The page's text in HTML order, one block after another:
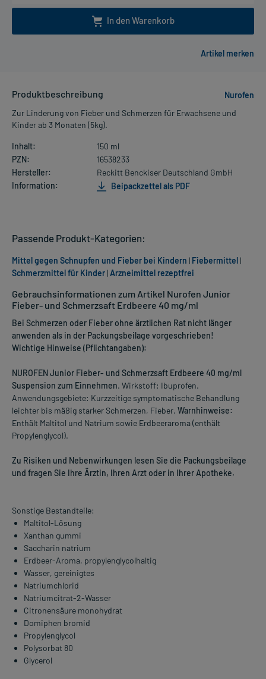
In den Warenkorb
Produktbeschreibung
Nurofen
Zur Linderung von Fieber und Schmerzen für Erwachsene und
Kinder ab 3 Monaten (5kg).
Inhalt:
150 ml
PZN:
16538233
Hersteller:
Reckitt Benckiser Deutschland GmbH
Information:
Beipackzettel als PDF
Gebrauchsinformationen zum Artikel Nurofen Junior
Fieber- und Schmerzsaft Erdbeere 40 mg/ml
Bei Schmerzen oder Fieber ohne ärztlichen Rat nicht länger
anwenden als in der Packungsbeilage vorgeschrieben!
Wichtige Hinweise (Pflichtangaben):
NUROFEN Junior Fieber- und Schmerzsaft Erdbeere 40 mg/ml
Suspension zum Einnehmen. Wirkstoff: Ibuprofen.
Anwendungsgebiete: Kurzzeitige symptomatische Behandlung
leichter bis mäßig starker Schmerzen, Fieber. Warnhinweise:
Enthält Maltitol und Natrium sowie Erdbeeraroma (enthält
Propylenglycol).
Zu Risiken und Nebenwirkungen lesen Sie die Packungsbeilage
und fragen Sie Ihre Ärztin, Ihren Arzt oder in Ihrer Apotheke.
Sonstige Bestandteile:
Maltitol-Lösung
Xanthan gummi
Saccharin natrium
Erdbeer-Aroma, propylenglycolhaltig
Wasser, gereinigtes
Natriumchlorid
Natriumcitrat-2-Wasser
Citronensäure monohydrat
Domiphen bromid
Propylenglycol
Polysorbat 80
Glycerol
Passende Produkt-Kategorien:
Mittel gegen Schnupfen und Fieber bei Kindern | Fiebermittel|
Schmerzmittel für Kinder|Arzneimittel rezeptfrei